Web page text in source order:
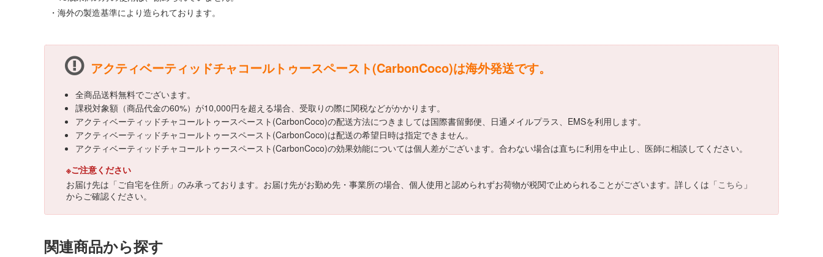
・海外の製造基準により造られております。
アクティベーティッドチャコールトゥースペースト(CarbonCoco)は海外発送です。
全商品送料無料でございます。
課税対象額（商品代金の60%）が10,000円を超える場合、受取りの際に関税などがかかります。
アクティベーティッドチャコールトゥースペースト(CarbonCoco)の配送方法につきましては国際書留郵便、日通メイルプラス、EMSを利用します。
アクティベーティッドチャコールトゥースペースト(CarbonCoco)は配送の希望日時は指定できません。
アクティベーティッドチャコールトゥースペースト(CarbonCoco)の効果効能については個人差がございます。合わない場合は直ちに利用を中止し、医師に相談してください。
※ご注意ください
お届け先は「ご自宅を住所」のみ承っております。お届け先がお勤め先・事業所の場合、個人使用と認められずお荷物が税関で止められることがございます。詳しくは「こちら 」
からご確認ください。
関連商品から探す